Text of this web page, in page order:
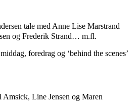
tale med Anne Lise Marstrand
og Frederik Strand… m.fl.
foredrag og ‘behind the scenes’
Amsick, Line Jensen og Maren